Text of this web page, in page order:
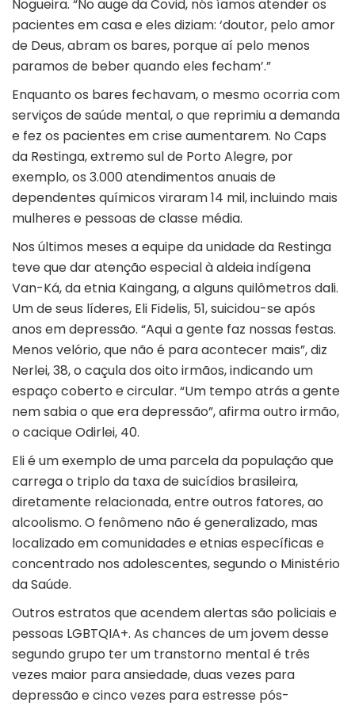
Nogueira. “No auge da Covid, nós íamos atender os
pacientes em casa e eles diziam: ‘doutor, pelo amor
de Deus, abram os bares, porque aí pelo menos
paramos de beber quando eles fecham’.”
Enquanto os bares fechavam, o mesmo ocorria com
serviços de saúde mental, o que reprimiu a demanda
e fez os pacientes em crise aumentarem. No Caps
da Restinga, extremo sul de Porto Alegre, por
exemplo, os 3.000 atendimentos anuais de
dependentes químicos viraram 14 mil, incluindo mais
mulheres e pessoas de classe média.
Nos últimos meses a equipe da unidade da Restinga
teve que dar atenção especial à aldeia indígena
Van-Ká, da etnia Kaingang, a alguns quilômetros dali.
Um de seus líderes, Eli Fidelis, 51, suicidou-se após
anos em depressão. “Aqui a gente faz nossas festas.
Menos velório, que não é para acontecer mais”, diz
Nerlei, 38, o caçula dos oito irmãos, indicando um
espaço coberto e circular. “Um tempo atrás a gente
nem sabia o que era depressão”, afirma outro irmão,
o cacique Odirlei, 40.
Eli é um exemplo de uma parcela da população que
carrega o triplo da taxa de suicídios brasileira,
diretamente relacionada, entre outros fatores, ao
alcoolismo. O fenômeno não é generalizado, mas
localizado em comunidades e etnias específicas e
concentrado nos adolescentes, segundo o Ministério
da Saúde.
Outros estratos que acendem alertas são policiais e
pessoas LGBTQIA+. As chances de um jovem desse
segundo grupo ter um transtorno mental é três
vezes maior para ansiedade, duas vezes para
depressão e cinco vezes para estresse pós-